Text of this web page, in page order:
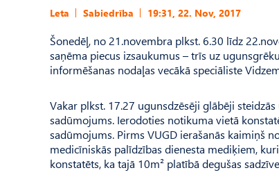
Leta Sabiedrība 19:31, 22. Nov, 2017
Šonedēļ, no 21.novembra plkst. 6.30 līdz
saņēma piecus izsaukumus – trīs uz
informēšanas nodaļas vecākā speciāliste
Vakar plkst. 17.27 ugunsdzēsēji glābēji
sadūmojums. Ierodoties notikuma vietā
sadūmojums. Pirms VUGD ierašanās kaimiņš
medicīniskās palīdzības dienesta mediķiem,
konstatēts, ka tajā 10m² platībā degušas